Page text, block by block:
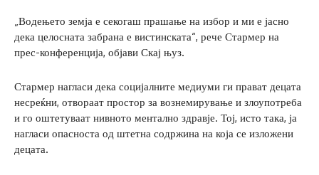
„Водењето земја е секогаш прашање на избор и ми е јасно
дека целосната забрана е вистинската“, рече Стармер на
прес-конференција, објави Скај њуз.
Стармер нагласи дека социјалните медиуми ги прават децата
несреќни, отвораат простор за вознемирување и злоупотреба
и го оштетуваат нивното ментално здравје. Тој, исто така, ја
нагласи опасноста од штетна содржина на која се изложени
децата.